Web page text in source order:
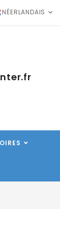
NÉERLANDAIS